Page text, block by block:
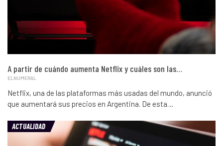
A partir de cuándo aumenta Netflix y cuáles son las…
ELNUMERAL
Netflix, una de las plataformas más usadas del mundo, anunció
que aumentará sus precios en Argentina. De esta…
ACTUALIDAD